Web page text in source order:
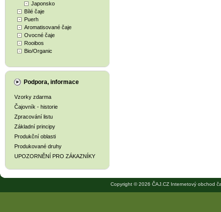
Japonsko
Bílé čaje
Puerh
Aromatisované čaje
Ovocné čaje
Rooibos
Bio/Organic
Podpora, informace
Vzorky zdarma
Čajovník - historie
Zpracování listu
Základní principy
Produkční oblasti
Produkované druhy
UPOZORNĚNÍ PRO ZÁKAZNÍKY
Copyright © 2026 ČAJ.CZ Internetový obchod